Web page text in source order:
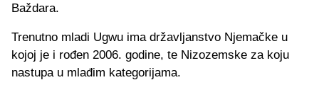
Baždara.
Trenutno mladi Ugwu ima državljanstvo Njemačke u
kojoj je i rođen 2006. godine, te Nizozemske za koju
nastupa u mlađim kategorijama.